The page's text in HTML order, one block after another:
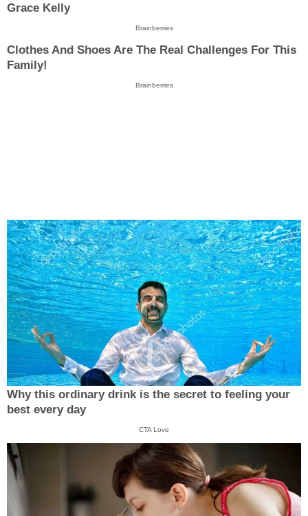
Grace Kelly
Brainberries
Clothes And Shoes Are The Real Challenges For This
Family!
Brainberries
Why this ordinary drink is the secret to feeling your
best every day
CTA Love